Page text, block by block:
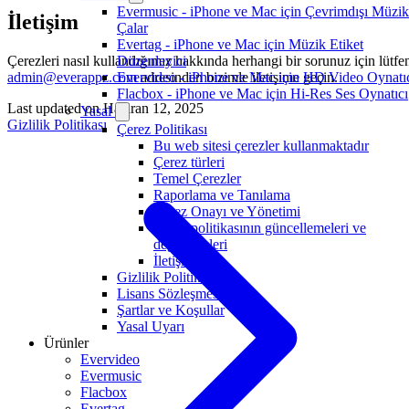
Evermusic - iPhone ve Mac için Çevrimdışı Müzik
Çalar
Evertag - iPhone ve Mac için Müzik Etiket
Düzenleyici
Evervideo - iPhone ve Mac için HD Video
Flacbox - iPhone ve Mac için Hi-Res Ses Oynatıcı
Yasal
Çerez Politikası
Bu web sitesi çerezler kullanmaktadır
Çerez türleri
Temel Çerezler
Raporlama ve Tanılama
Çerez Onayı ve Yönetimi
Çerez politikasının güncellemeleri ve
değişiklikleri
İletişim
Gizlilik Politikası
Lisans Sözleşmesi
Şartlar ve Koşullar
Yasal Uyarı
Ürünler
Evervideo
Evermusic
Flacbox
İletişim
Çerezleri nasıl kullandığımız hakkında herhangi bir sorunuz için
admin@everappz.comadresinden bizimle iletişime geçin.
Last updated onHaziran 12, 2025
Gizlilik Politikası